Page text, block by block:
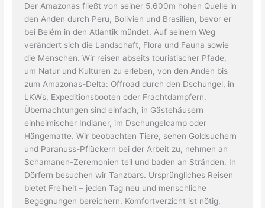
Der Amazonas fließt von seiner 5.600m hohen Quelle in
den Anden durch Peru, Bolivien und Brasilien, bevor er
bei Belém in den Atlantik mündet. Auf seinem Weg
verändert sich die Landschaft, Flora und Fauna sowie
die Menschen. Wir reisen abseits touristischer Pfade,
um Natur und Kulturen zu erleben, von den Anden bis
zum Amazonas-Delta: Offroad durch den Dschungel, in
LKWs, Expeditionsbooten oder Frachtdampfern.
Übernachtungen sind einfach, in Gästehäusern
einheimischer Indianer, im Dschungelcamp oder
Hängematte. Wir beobachten Tiere, sehen Goldsuchern
und Paranuss-Pflückern bei der Arbeit zu, nehmen an
Schamanen-Zeremonien teil und baden an Stränden. In
Dörfern besuchen wir Tanzbars. Ursprüngliches Reisen
bietet Freiheit – jeden Tag neu und menschliche
Begegnungen bereichern. Komfortverzicht ist nötig,